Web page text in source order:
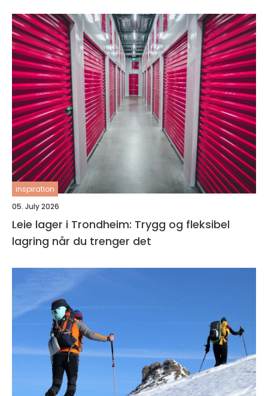
inspiration
05. July 2026
Leie lager i Trondheim: Trygg og fleksibel
lagring når du trenger det